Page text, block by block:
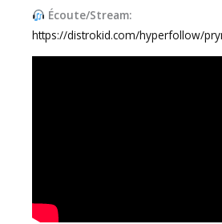
Écoute/Stream:
https://distrokid.com/hyperfollow/